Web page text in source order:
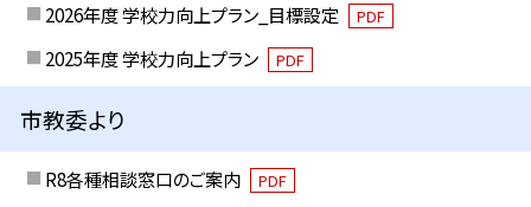
2026年度 学校力向上プラン_目標設定 PDF
2025年度 学校力向上プラン PDF
市教委より
R8各種相談窓口のご案内 PDF